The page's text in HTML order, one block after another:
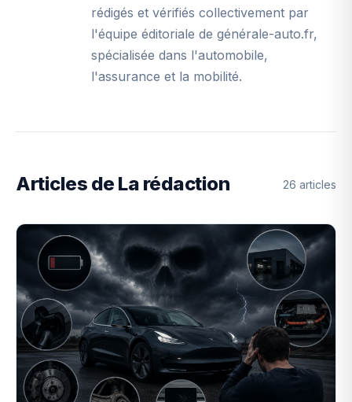
rédigés et vérifiés collectivement par
l'équipe éditoriale de générale-auto.fr,
spécialisée dans l'automobile,
l'assurance et la mobilité.
Articles de La rédaction 26 articles